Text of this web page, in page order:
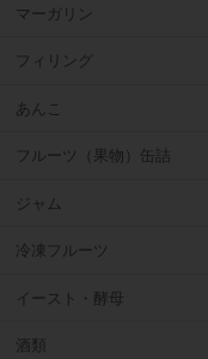
マーガリン
フィリング
あんこ
フルーツ（果物）缶詰
ジャム
冷凍フルーツ
イースト・酵母
酒類